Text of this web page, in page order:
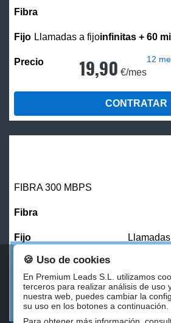
Llamadas a fijoinfinitas + 60
19,90 €/mes
12
CONTRATAR
FIBRA 300 MBPS
CONTRATAR
🍪 Uso de cookies
En Premium Leads S.L. utilizamos
terceros para realizar análisis de uso
nuestra web, puedes cambiar la
su uso en los botones a continuación.